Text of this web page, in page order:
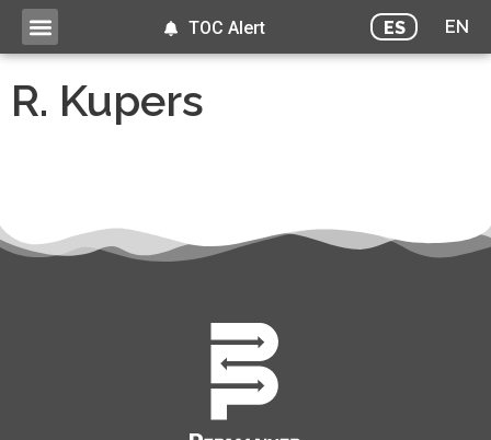
ES EN
TOC Alert
R. Kupers